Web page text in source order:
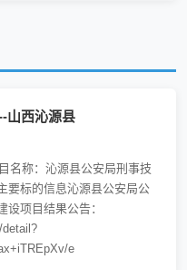
山西沁源县
名称：沁源县公安局刑事技
要标的信息沁源县公安局公
项目结果公告：
detail?
e